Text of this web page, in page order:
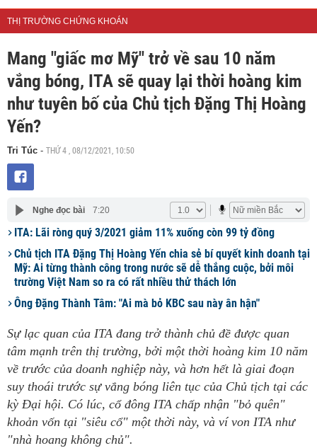
THỊ TRƯỜNG CHỨNG KHOÁN
Mang "giấc mơ Mỹ" trở về sau 10 năm
vắng bóng, ITA sẽ quay lại thời hoàng kim
như tuyên bố của Chủ tịch Đặng Thị Hoàng
Yến?
Tri Túc - THỨ 4 , 08/12/2021, 10:50
Nghe đọc bài 7:20
ITA: Lãi ròng quý 3/2021 giảm 11% xuống còn 99 tỷ đồng
Chủ tịch ITA Đặng Thị Hoàng Yến chia sẻ bí quyết kinh doanh tại
Mỹ: Ai từng thành công trong nước sẽ dễ thắng cuộc, bởi môi
trường Việt Nam so ra có rất nhiều thử thách lớn
Ông Đặng Thành Tâm: "Ai mà bỏ KBC sau này ân hận"
Sự lạc quan của ITA đang trở thành chủ đề được quan
tâm mạnh trên thị trường, bởi một thời hoàng kim 10 năm
về trước của doanh nghiệp này, và hơn hết là giai đoạn
suy thoái trước sự vắng bóng liên tục của Chủ tịch tại các
kỳ Đại hội. Có lúc, cổ đông ITA chấp nhận "bỏ quên"
khoản vốn tại "siêu cổ" một thời này, và ví von ITA như
"nhà hoang không chủ".